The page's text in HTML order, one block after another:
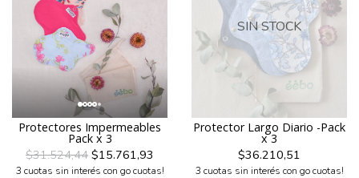
Protectores Impermeables
Pack x 3
$31.524,44 $15.761,93
3 cuotas sin interés con go cuotas!
SIN STOCK
Protector Largo Diario -Pack
x 3
$36.210,51
3 cuotas sin interés con go cuotas!